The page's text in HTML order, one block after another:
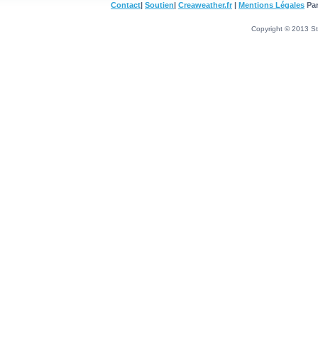
Contact| Soutien| Creaweather.fr | Mentions Légales
Copyright © 2013